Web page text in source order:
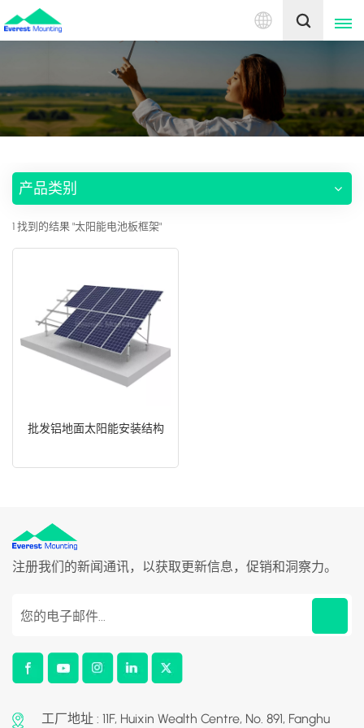
中
English
中文
产品类别
1 找到的结果 "太阳能电池板框架"
批发铝地面太阳能安装结构
注册我们的新闻通讯，以获取更新信息，促销和洞察力。
工厂地址 : 11F, Huixin Wealth Centre, No. 891, Fanghu